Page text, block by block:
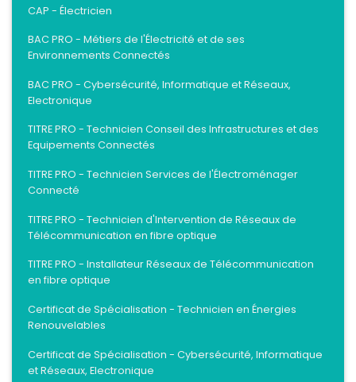
CAP - Électricien
BAC PRO - Métiers de l'Électricité et de ses
Environnements Connectés
BAC PRO - Cybersécurité, Informatique et Réseaux,
Electronique
TITRE PRO - Technicien Conseil des Infrastructures et des
Equipements Connectés
TITRE PRO - Technicien Services de l'Électroménager
Connecté
TITRE PRO - Technicien d'Intervention de Réseaux de
Télécommunication en fibre optique
TITRE PRO - Installateur Réseaux de Télécommunication
en fibre optique
Certificat de Spécialisation - Technicien en Énergies
Renouvelables
Certificat de Spécialisation - Cybersécurité, Informatique
et Réseaux, Electronique